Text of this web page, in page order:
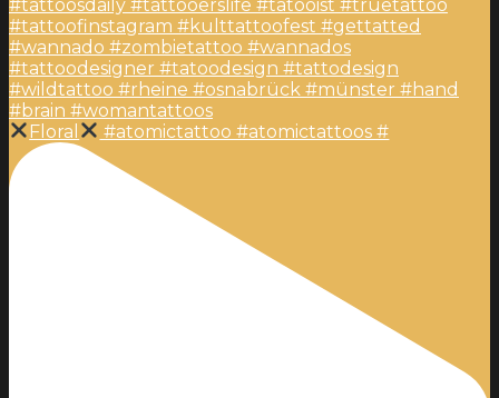
Floral #atomictattoo #atomictattoos #